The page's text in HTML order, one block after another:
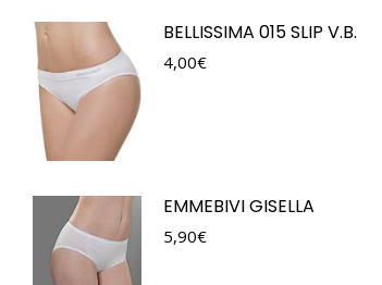
BELLISSIMA 015 SLIP V.B.
4,00€
EMMEBIVI GISELLA
5,90€